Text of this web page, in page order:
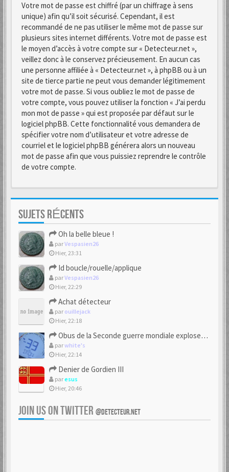
Votre mot de passe est chiffré (par un chiffrage à sens
unique) afin qu’il soit sécurisé. Cependant, il est
recommandé de ne pas utiliser le même mot de passe sur
plusieurs sites internet différents. Votre mot de passe est
le moyen d’accès à votre compte sur « Detecteur.net »,
veillez donc à le conservez précieusement. En aucun cas
une personne affiliée à « Detecteur.net », à phpBB ou à un
site de tierce partie ne peut vous demander légitimement
votre mot de passe. Si vous oubliez le mot de passe de
votre compte, vous pouvez utiliser la fonction « J’ai perdu
mon mot de passe » qui est proposée par défaut sur le
logiciel phpBB. Cette fonctionnalité vous demandera de
spécifier votre nom d’utilisateur et votre adresse de
courriel et le logiciel phpBB générera alors un nouveau
mot de passe afin que vous puissiez reprendre le contrôle
de votre compte.
SUJETS RÉCENTS
Oh la belle bleue !
parVespasien26
Hier, 23:31
Id boucle/rouelle/applique
parVespasien26
Hier, 22:29
Achat détecteur
par ouillejack
Hier, 22:18
Obus de la Seconde guerre mondiale explosent dans des champs.
parwhite's
Hier, 22:14
Denier de Gordien III
paresus
Hier, 20:46
JOIN US ON TWITTER @DETECTEUR.NET